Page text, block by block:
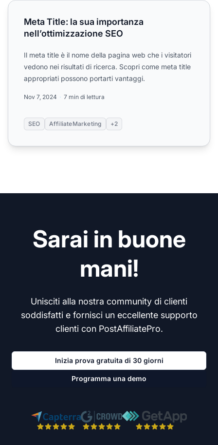
Meta Title: la sua importanza nell’ottimizzazione SEO
Meta Title: la sua importanza
nell’ottimizzazione SEO
Il meta title è il nome della pagina web che i visitatori
vedono nei risultati di ricerca. Scopri come meta title
appropriati possono portarti vantaggi.
Nov 7, 2024 7 min di lettura
SEO AffiliateMarketing +2
Sarai in buone
mani!
Unisciti alla nostra community di clienti
soddisfatti e fornisci un eccellente supporto
clienti con PostAffiliatePro.
Inizia prova gratuita di 30 giorni
Programma una demo